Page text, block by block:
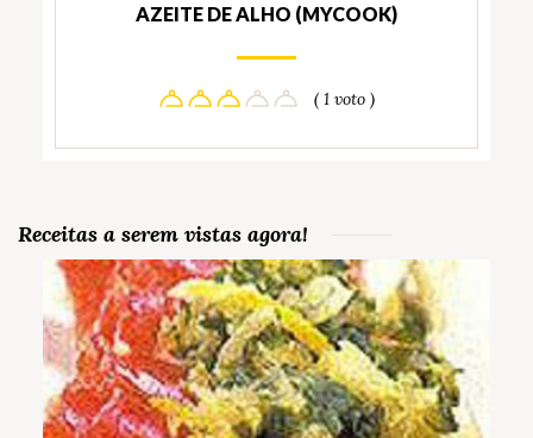
AZEITE DE ALHO (MYCOOK)
( 1 voto )
Receitas a serem vistas agora!